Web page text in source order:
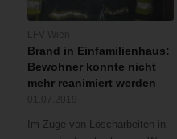
Brand in Einfamilienhaus:
Bewohner konnte nicht
mehr reanimiert werden
Im Zuge von Löscharbeiten in